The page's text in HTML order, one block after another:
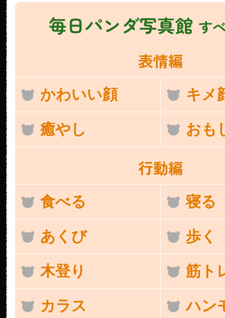
毎日パンダ写真館 す
表情編
かわいい顔 キメ
癒やし おも
行動編
食べる 寝る
あくび 歩く
木登り 筋ト
カラス ハン